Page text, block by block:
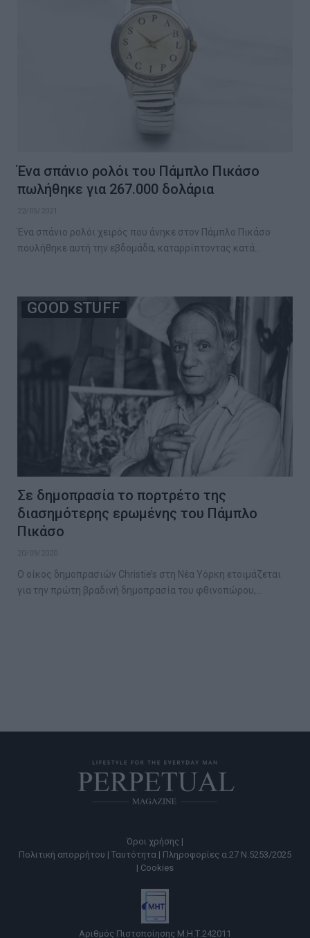
Ένα σπάνιο ρολόι του Πάμπλο Πικάσο
πωλήθηκε για 267.000 δολάρια
22/05/2021
Ένα σπάνιο ρολόι χειρός που άνηκε στον Πάμπλο Πικάσο
πουλήθηκε αυτή την εβδομάδα, καταρρίπτοντας κατά…
GOOD STUFF
Σε δημοπρασία το πορτρέτο της
διασημότερης ερωμένης του Πάμπλο
Πικάσο
20/09/2020
Ο οίκος δημοπρασιών Christie’s στη Νέα Υόρκη ετοιμάζεται
για την πρώτη βραδινή δημοπρασία του φθινοπώρου,…
Όροι χρήσης |
Πολιτική απορρήτου | Ταυτότητα | Πληροφορίες α.27 Ν.5253/2025
| Cookies
Αριθμός Πιστοποίησης Μ.Η.Τ.242011